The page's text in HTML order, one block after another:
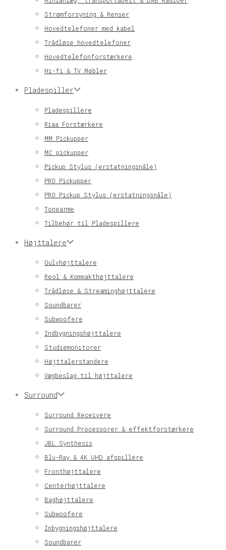
Strømforsyning & Renser
Hovedtelefoner med kabel
Trådløse hovedtelefoner
Hovedtelefonforstærkere
Hi-fi & TV Møbler
Pladespiller
Pladespillere
Riaa Forstærkere
MM Pickupper
MC pickupper
Pickup Stylus (erstatningsnåle)
PRO Pickupper
PRO Pickup Stylus (erstatningsnåle)
Tonearme
Tilbehør til Pladespillere
Højttalere
Gulvhøjttalere
Reol & Kompakthøjttalere
Trådløse & Streaminghøjttalere
Soundbarer
Subwoofere
Indbygningshøjttalere
Studiemonitorer
Højttalerstandere
Vægbeslag til højttalere
Surround
Surround Receivere
Surround Processorer & effektforstærkere
JBL Synthesis
Blu-Ray & 4K UHD afspillere
Fronthøjttalere
Centerhøjttalere
Baghøjttalere
Subwoofere
Inbygningshøjttalere
Soundbarer